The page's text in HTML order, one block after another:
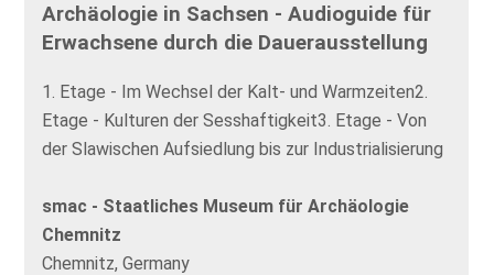
Archäologie in Sachsen - Audioguide für
Erwachsene durch die Dauerausstellung
1. Etage - Im Wechsel der Kalt- und Warmzeiten2.
Etage - Kulturen der Sesshaftigkeit3. Etage - Von
der Slawischen Aufsiedlung bis zur Industrialisierung
smac - Staatliches Museum für Archäologie
Chemnitz
Chemnitz, Germany